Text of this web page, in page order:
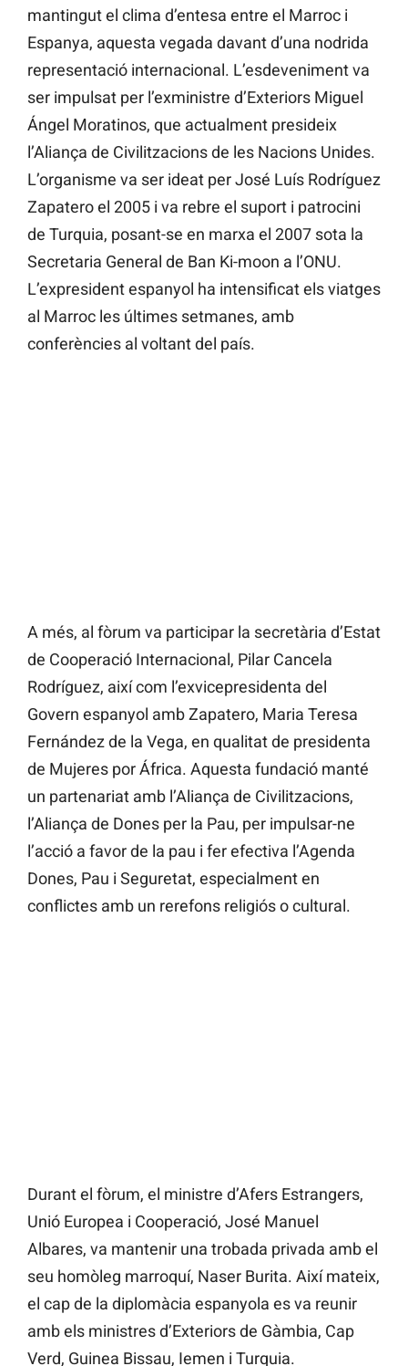
mantingut el clima d’entesa entre el Marroc i
Espanya, aquesta vegada davant d’una nodrida
representació internacional. L’esdeveniment va
ser impulsat per l’exministre d’Exteriors Miguel
Ángel Moratinos, que actualment presideix
l’Aliança de Civilitzacions de les Nacions Unides.
L’organisme va ser ideat per José Luís Rodríguez
Zapatero el 2005 i va rebre el suport i patrocini
de Turquia, posant-se en marxa el 2007 sota la
Secretaria General de Ban Ki-moon a l’ONU.
L’expresident espanyol ha intensificat els viatges
al Marroc les últimes setmanes, amb
conferències al voltant del país.
A més, al fòrum va participar la secretària d’Estat
de Cooperació Internacional, Pilar Cancela
Rodríguez, així com l’exvicepresidenta del
Govern espanyol amb Zapatero, Maria Teresa
Fernández de la Vega, en qualitat de presidenta
de Mujeres por África. Aquesta fundació manté
un partenariat amb l’Aliança de Civilitzacions,
l’Aliança de Dones per la Pau, per impulsar-ne
l’acció a favor de la pau i fer efectiva l’Agenda
Dones, Pau i Seguretat, especialment en
conflictes amb un rerefons religiós o cultural.
Durant el fòrum, el ministre d’Afers Estrangers,
Unió Europea i Cooperació, José Manuel
Albares, va mantenir una trobada privada amb el
seu homòleg marroquí, Naser Burita. Així mateix,
el cap de la diplomàcia espanyola es va reunir
amb els ministres d’Exteriors de Gàmbia, Cap
Verd, Guinea Bissau, Iemen i Turquia.